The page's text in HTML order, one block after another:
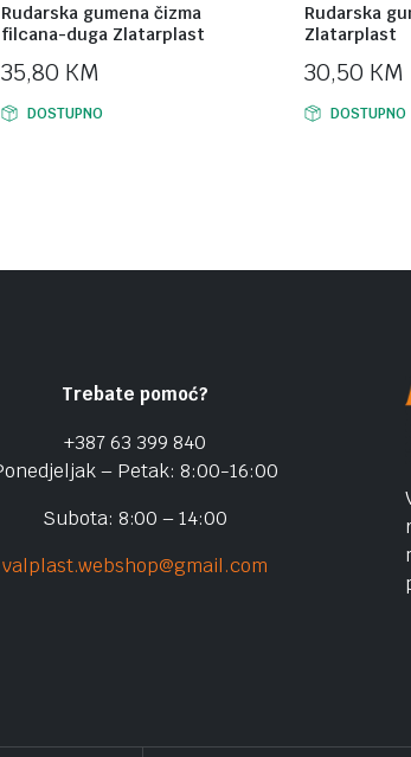
Rudarska gumena čizma
filcana-duga Zlatarplast
35,80 KM
DOSTUPNO
Rudarska
Zlatarplast
30,50 KM
DOSTUPNO
Trebate pomoć?
+387 63 399 840
– Petak: 8:00-16:00
Subota: 8:00 – 14:00
valplast.webshop@gmail.com